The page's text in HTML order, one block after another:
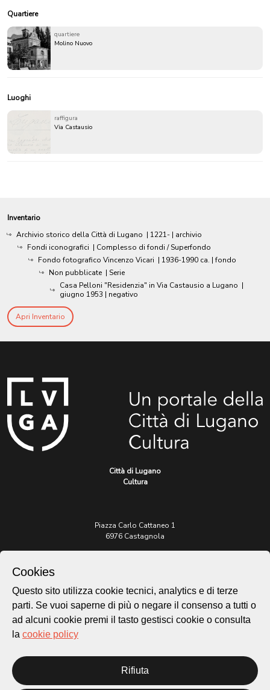
Quartiere
quartiere
Molino Nuovo
Luoghi
raffigura
Via Castausio
Inventario
Archivio storico della Città di Lugano | 1221- | archivio
Fondi iconografici | Complesso di fondi / Superfondo
Fondo fotografico Vincenzo Vicari | 1936-1990 ca. | fondo
Non pubblicate | Serie
Casa Pelloni "Residenzia" in Via Castausio a Lugano |
giugno 1953 | negativo
Apri Inventario
Città di Lugano
Cultura
Piazza Carlo Cattaneo 1
6976 Castagnola
patrimonio@lugano.ch
t. +41 58 866 68 50
Sito istituzionale:
Cookie policy
Cookies
Questo sito utilizza cookie tecnici, analytics e di terze
parti. Se vuoi saperne di più o negare il consenso a tutti o
ad alcuni cookie premi il tasto gestisci cookie o consulta
la cookie policy
Rifiuta